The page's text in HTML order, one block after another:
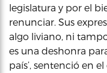
legislatura y por el
renunciar. Sus
algo liviano, ni
es una deshonra
país’, sentenció en